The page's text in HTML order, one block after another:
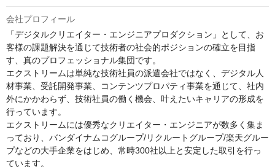
会社プロフィール
「デジタルクリエイター・エンジニアプロダクション」として、お
客様の課題解決を通じて技術者の社会的ポジションの確立を目指
す、真のプロフェッショナル集団です。
エクストリームは単純な技術社員の派遣会社ではなく、デジタル人
材事業、受託開発事業、コンテンツプロパティ事業を通じて、社内
外にかかわらず、技術社員の働く機会、叶えたいキャリアの形成を
行っています。
エクストリームには優秀なクリエイター・エンジニアが数多く集ま
っており、バンダイナムコグループ/リクルートグループ/楽天グルー
プなどの大手企業をはじめ、常時300社以上と安定した取引を行っ
ています。